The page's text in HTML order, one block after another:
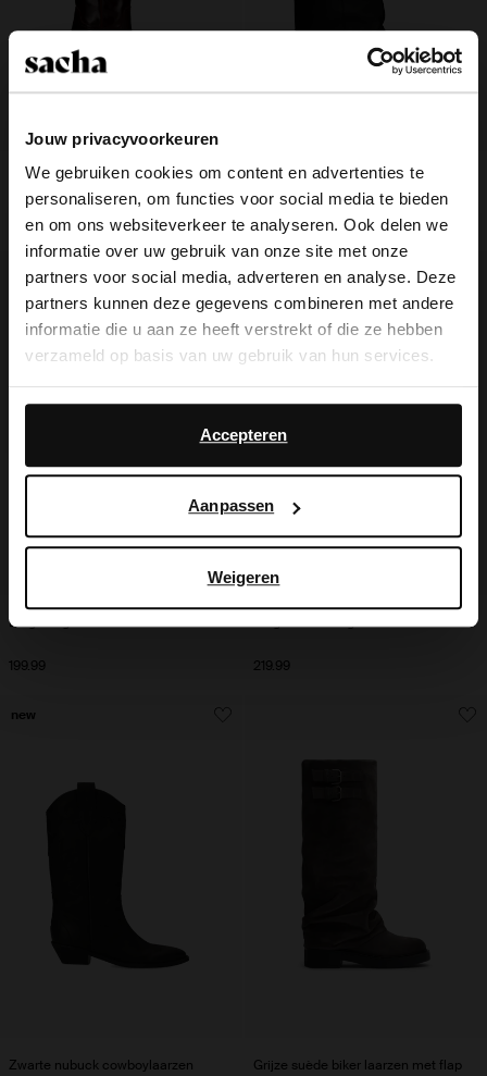
Jouw privacyvoorkeuren
We gebruiken cookies om content en advertenties te
personaliseren, om functies voor social media te bieden
en om ons websiteverkeer te analyseren. Ook delen we
informatie over uw gebruik van onze site met onze
partners voor social media, adverteren en analyse. Deze
partners kunnen deze gegevens combineren met andere
informatie die u aan ze heeft verstrekt of die ze hebben
verzameld op basis van uw gebruik van hun services.
Daarnaast werken wij samen met Google voor
advertentie- en meetdoeleinden. Meer informatie over
hoe Google uw persoonsgegevens gebruikt, vindt u op
Accepteren
Aanpassen
Weigeren
Bordeaux lakleren hoge laarzen met
hak
199.99
Zwarte leren biker boots met flap
189.99
Beige hoge suède laarzen met hak
199.99
Beige suède hoge laarzen met hak
219.99
new
Zwarte nubuck cowboylaarzen
new
Grijze suède biker laarzen met flap
×
View this website in English?
It looks like your language isn't Dutch. Would
you like to switch to English?
English
No, stay in Dutch